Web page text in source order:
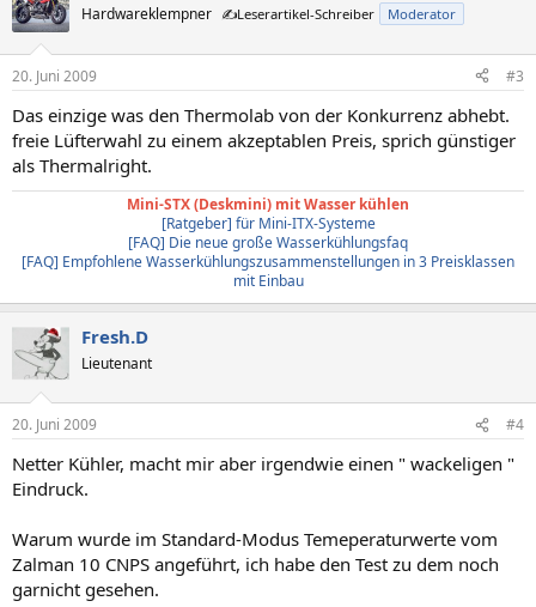
Hardwareklempner ✍️Leserartikel-Schreiber Moderator
20. Juni 2009 #3
Das einzige was den Thermolab von der Konkurrenz abhebt.
freie Lüfterwahl zu einem akzeptablen Preis, sprich günstiger
als Thermalright.
Mini-STX (Deskmini) mit Wasser kühlen
[Ratgeber] für Mini-ITX-Systeme
[FAQ] Die neue große Wasserkühlungsfaq
[FAQ] Empfohlene Wasserkühlungszusammenstellungen in 3 Preisklassen
mit Einbau
Fresh.D
Lieutenant
20. Juni 2009 #4
Netter Kühler, macht mir aber irgendwie einen " wackeligen "
Eindruck.
Warum wurde im Standard-Modus Temeperaturwerte vom
Zalman 10 CNPS angeführt, ich habe den Test zu dem noch
garnicht gesehen.